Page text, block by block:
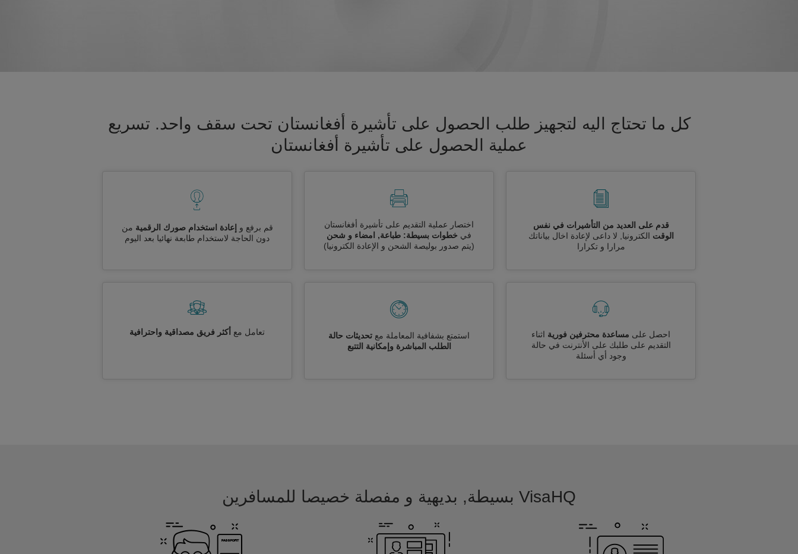
كل ما تحتاج اليه لتجهيز طلب الحصول على تأشيرة أفغانستان تحت سقف واحد. تسريع
عملية الحصول على تأشيرة أفغانستان
قدم على العديد من التأشيرات في نفس
الوقت الكترونيا, لا داعى لإعادة اخال بياناتك
مرارا و تكرارا
اختصار عملية التقديم على تأشيرة أفغانستان
في خطوات بسيطة: طباعة, امضاء و شحن
(يتم صدور بوليصة الشحن و الإعادة الكترونيا)
قم برفع و إعادة استخدام صورك الرقمية من
دون الحاجة لاستخدام طابعة نهائيا بعد اليوم
احصل على مساعدة محترفين فورية اثناء
التقديم على طلبك على الأنترنت في حالة
وجود أي أسئلة
استمتع بشفافية المعاملة مع تحديثات حالة
الطلب المباشرة وإمكانية التتبع
تعامل مع أكثر فريق مصداقية واحترافية
VisaHQ بسيطة, بديهية و مفصلة خصيصا للمسافرين